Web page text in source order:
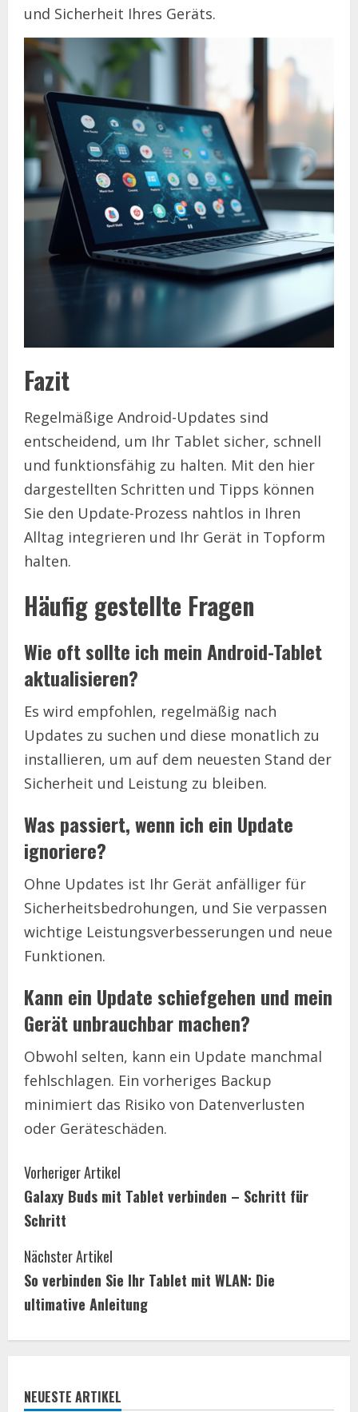
und Sicherheit Ihres Geräts.
Fazit
Regelmäßige Android-Updates sind
entscheidend, um Ihr Tablet sicher, schnell
und funktionsfähig zu halten. Mit den hier
dargestellten Schritten und Tipps können
Sie den Update-Prozess nahtlos in Ihren
Alltag integrieren und Ihr Gerät in Topform
halten.
Häufig gestellte Fragen
Wie oft sollte ich mein Android-Tablet
aktualisieren?
Es wird empfohlen, regelmäßig nach
Updates zu suchen und diese monatlich zu
installieren, um auf dem neuesten Stand der
Sicherheit und Leistung zu bleiben.
Was passiert, wenn ich ein Update
ignoriere?
Ohne Updates ist Ihr Gerät anfälliger für
Sicherheitsbedrohungen, und Sie verpassen
wichtige Leistungsverbesserungen und neue
Funktionen.
Kann ein Update schiefgehen und mein
Gerät unbrauchbar machen?
Obwohl selten, kann ein Update manchmal
fehlschlagen. Ein vorheriges Backup
minimiert das Risiko von Datenverlusten
oder Geräteschäden.
C
o
n
t
i
n
Vorheriger Artikel
Galaxy Buds mit Tablet verbinden – Schritt für
Schritt
Nächster Artikel
So verbinden Sie Ihr Tablet mit WLAN: Die
ultimative Anleitung
NEUESTE ARTIKEL